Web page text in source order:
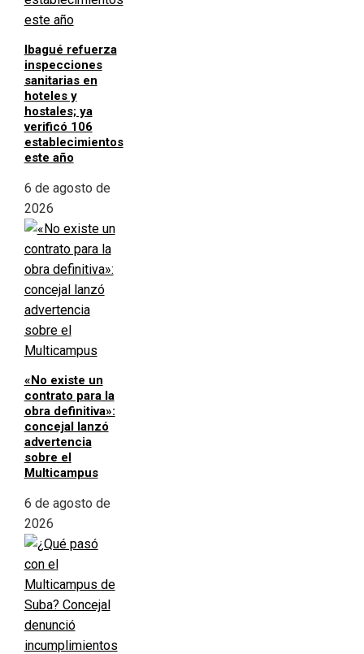
Ibagué refuerza
inspecciones
sanitarias en
hoteles y
hostales; ya
verificó 106
establecimientos
este año
6 de agosto de
2026
«No existe un
contrato para la
obra definitiva»:
concejal lanzó
advertencia
sobre el
Multicampus
6 de agosto de
2026